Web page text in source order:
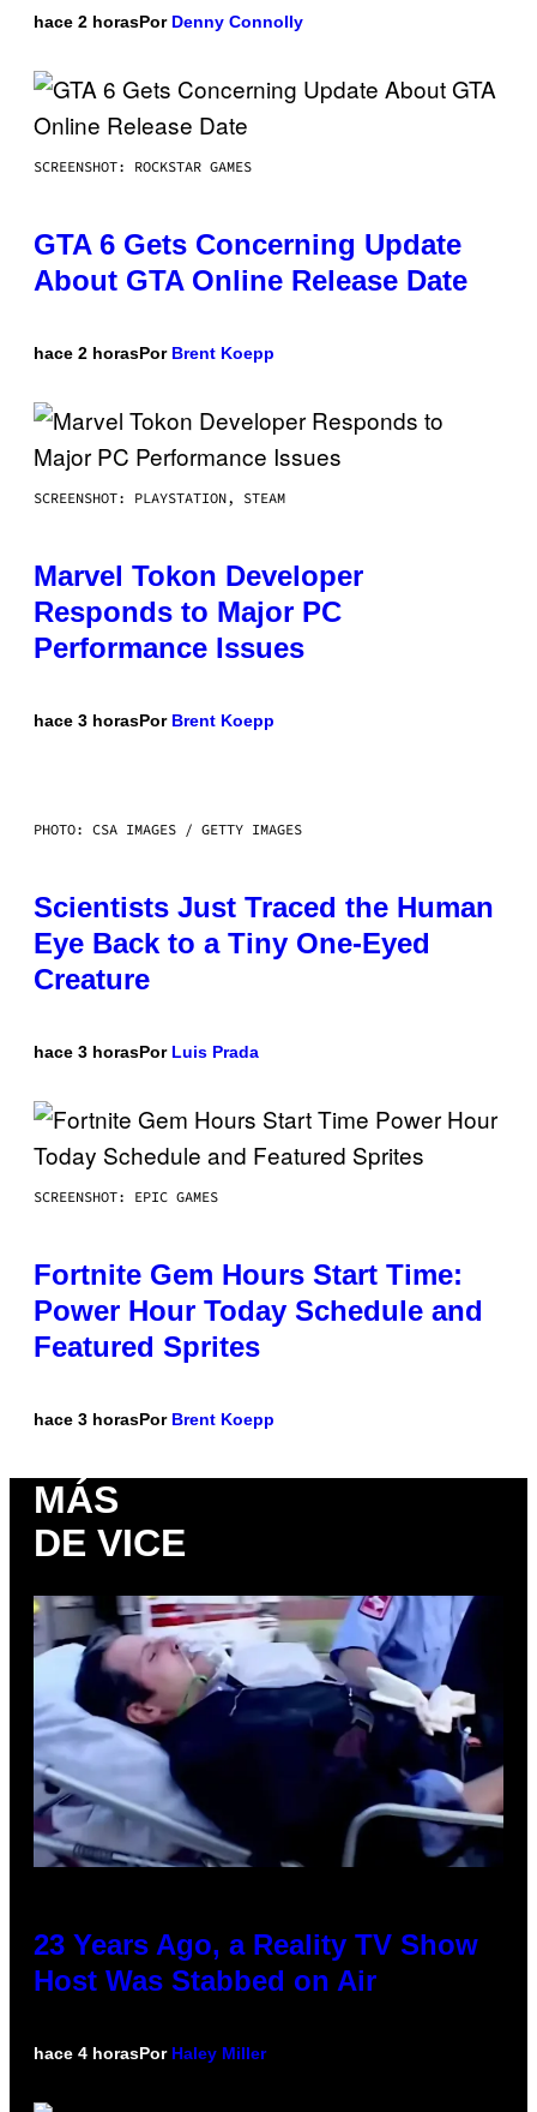
hace 2 horasPor Denny Connolly
SCREENSHOT: ROCKSTAR GAMES
GTA 6 Gets Concerning Update
About GTA Online Release Date
hace 2 horasPor Brent Koepp
SCREENSHOT: PLAYSTATION, STEAM
Marvel Tokon Developer
Responds to Major PC
Performance Issues
hace 3 horasPor Brent Koepp
PHOTO: CSA IMAGES / GETTY IMAGES
Scientists Just Traced the Human
Eye Back to a Tiny One-Eyed
Creature
hace 3 horasPor Luis Prada
SCREENSHOT: EPIC GAMES
Fortnite Gem Hours Start Time:
Power Hour Today Schedule and
Featured Sprites
hace 3 horasPor Brent Koepp
MÁS
DE VICE
23 Years Ago, a Reality TV Show
Host Was Stabbed on Air
hace 4 horasPor Haley Miller